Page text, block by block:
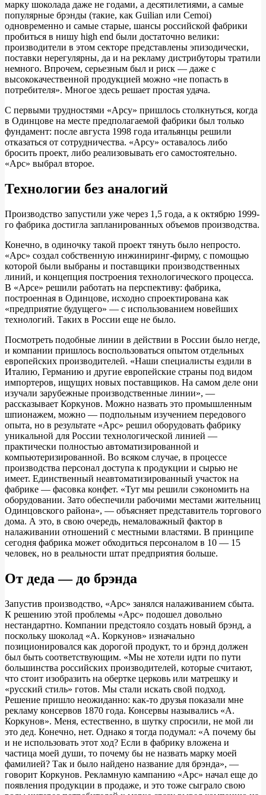
марку шоколада даже не годами, а десятилетиями, а самые
популярные брэнды (такие, как Guilian или Cemoi)
одновременно и самые старые, шансы российской фабрики
пробиться в нишу high end были достаточно велики:
производители в этом секторе представлены эпизодически,
поставки нерегулярны, да и на рекламу дистрибуторы тратили
немного. Впрочем, серьезным был и риск — даже с
высококачественной продукцией можно «не попасть в
потребителя». Многое здесь решает простая удача.
С первыми трудностями «Арсу» пришлось столкнуться, когда
в Одинцове на месте предполагаемой фабрики был только
фундамент: после августа 1998 года итальянцы решили
отказаться от сотрудничества. «Арсу» оставалось либо
бросить проект, либо реализовывать его самостоятельно.
«Арс» выбрал второе.
Технологии без аналогий
Производство запустили уже через 1,5 года, а к октябрю 1999-
го фабрика достигла запланированных объемов производства.
Конечно, в одиночку такой проект тянуть было непросто.
«Арс» создал собственную инжиниринг-фирму, с помощью
которой были выбраны и поставщики производственных
линий, и концепция построения технологического процесса.
В «Арсе» решили работать на перспективу: фабрика,
построенная в Одинцове, исходно спроектирована как
«предприятие будущего» — с использованием новейших
технологий. Таких в России еще не было.
Посмотреть подобные линии в действии в России было негде,
и компании пришлось воспользоваться опытом отдельных
европейских производителей. «Наши специалисты ездили в
Италию, Германию и другие европейские страны под видом
импортеров, ищущих новых поставщиков. На самом деле они
изучали зарубежные производственные линии», —
рассказывает Коркунов. Можно назвать это промышленным
шпионажем, можно — подпольным изучением передового
опыта, но в результате «Арс» решил оборудовать фабрику
уникальной для России технологической линией —
практически полностью автоматизированной и
компьютеризированной. Во всяком случае, в процессе
производства персонал доступа к продукции и сырью не
имеет. Единственный неавтоматизированный участок на
фабрике — фасовка конфет. «Тут мы решили сэкономить на
оборудовании. Зато обеспечили рабочими местами жительниц
Одинцовского района», — объясняет представитель торгового
дома. А это, в свою очередь, немаловажный фактор в
налаживании отношений с местными властями. В принципе
сегодня фабрика может обходиться персоналом в 10 — 15
человек, но в реальности штат предприятия больше.
От деда — до брэнда
Запустив производство, «Арс» занялся налаживанием сбыта.
К решению этой проблемы «Арс» подошел довольно
нестандартно. Компании предстояло создать новый брэнд, а
поскольку шоколад «А. Коркунов» изначально
позиционировался как дорогой продукт, то и брэнд должен
был быть соответствующим. «Мы не хотели идти по пути
большинства российских производителей, которые считают,
что стоит изобразить на обертке церковь или матрешку и
«русский стиль» готов. Мы стали искать свой подход.
Решение пришло неожиданно: как-то друзья показали мне
рекламу консервов 1870 года. Консервы назывались «А.
Коркунов». Меня, естественно, в шутку спросили, не мой ли
это дед. Конечно, нет. Однако я тогда подумал: «А почему бы
и не использовать этот ход? Если в фабрику вложена и
частица моей души, то почему бы не назвать марку моей
фамилией? Так и было найдено название для брэнда», —
говорит Коркунов. Рекламную кампанию «Арс» начал еще до
появления продукции в продаже, и это тоже сыграло свою